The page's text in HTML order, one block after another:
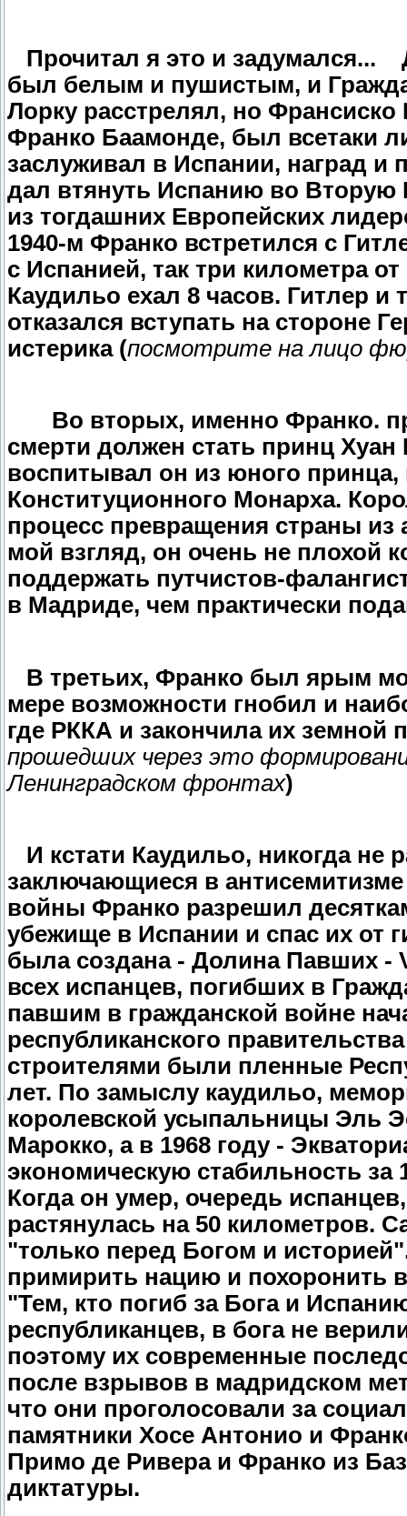
Прочитал я это и задумался...
был белым и пушистым, и
Лорку расстрелял, но Франсиско
Франко Баамонде, был всетаки
заслуживал в Испании, наград и
дал втянуть Испанию во
из тогдашних Европейских
1940-м Франко встретился с
с Испанией, так три километра
Каудильо ехал 8 часов. Гитлер и
отказался вступать на стороне
истерика (посмотрите на лицо
Во вторых, именно Франко.
смерти должен стать принц
воспитывал он из юного принца,
Конституционного Монарха.
процесс превращения страны из
мой взгляд, он очень не плохой
поддержать путчистов-
в Мадриде, чем практически
В третьих, Франко был ярым
мере возможности гнобил и
где РККА и закончила их земной
прошедших через это
Ленинградском фронтах)
И кстати Каудильо, никогда не
заключающиеся в
войны Франко разрешил
убежище в Испании и спас их от
была создана - Долина Павших -
всех испанцев, погибших в
павшим в гражданской войне
республиканского
строителями были пленные
лет. По замыслу каудильо,
королевской усыпальницы Эль
Марокко, а в 1968 году -
экономическую стабильность за
Когда он умер, очередь
растянулась на 50 километров.
"только перед Богом и
примирить нацию и похоронить
"Тем, кто погиб за Бога и
республиканцев, в бога не
поэтому их современные
после взрывов в мадридском
что они проголосовали за
памятники Хосе Антонио и
Примо де Ривера и Франко из
диктатуры.